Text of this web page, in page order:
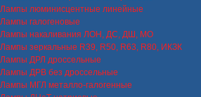
Лампы люминисцентные линейные
Лампы галогеновые
Лампы накаливания ЛОН, ДС, ДШ, МО
Лампы зеркальные R39, R50, R63, R80, ИКЗК
Лампы ДРЛ дроссельные
Лампы ДРВ без дроссельные
Лампы МГЛ металло-галогенные